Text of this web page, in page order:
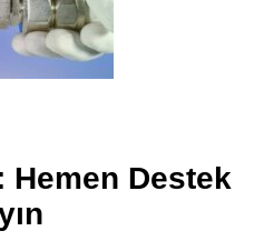
Hemen Destek